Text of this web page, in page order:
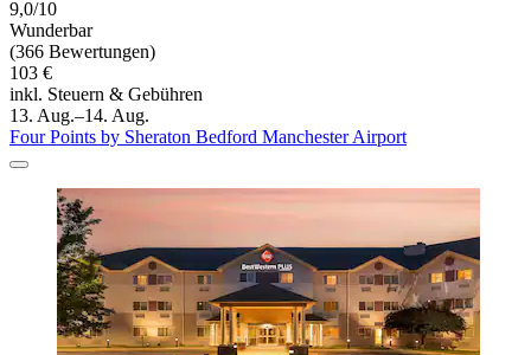
9,0/10
Wunderbar
(366 Bewertungen)
103 €
inkl. Steuern & Gebühren
13. Aug.–14. Aug.
Four Points by Sheraton Bedford Manchester Airport